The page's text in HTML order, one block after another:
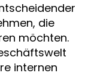
die
möchten.
internen